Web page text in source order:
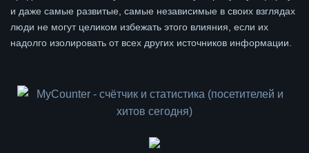
и даже самые развитые, самые независимые в своих взглядах
люди не могут целиком избежать этого влияния, если их
надолго изолировать от всех других источников информации.